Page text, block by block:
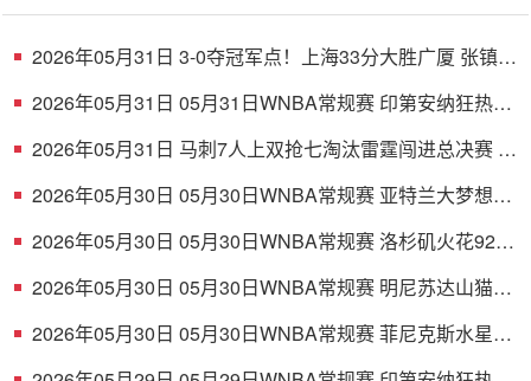
2026年05月31日 3-0夺冠军点！上海33分大胜广厦 张镇麟
2026年05月31日 05月31日WNBA常规赛 印第安纳狂热84
2026年05月31日 马刺7人上双抢七淘汰雷霆闯进总决赛 文
2026年05月30日 05月30日WNBA常规赛 亚特兰大梦想
2026年05月30日 05月30日WNBA常规赛 洛杉矶火花92-
2026年05月30日 05月30日WNBA常规赛 明尼苏达山猫
2026年05月30日 05月30日WNBA常规赛 菲尼克斯水星